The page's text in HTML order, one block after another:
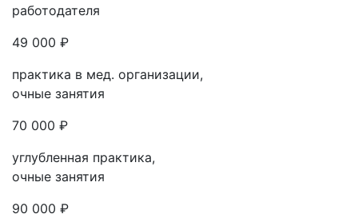
работодателя
49 000 ₽
практика в мед. организации,
очные занятия
70 000 ₽
углубленная практика,
очные занятия
90 000 ₽